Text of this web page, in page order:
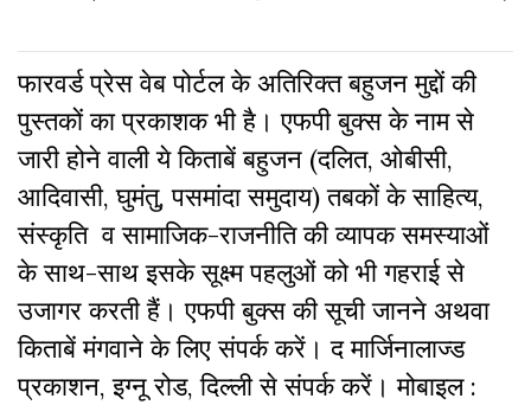
फारवर्ड प्रेस वेब पोर्टल के अतिरिक्‍त बहुजन मुद्दों की
पुस्‍तकों का प्रकाशक भी है। एफपी बुक्‍स के नाम से
जारी होने वाली ये किताबें बहुजन (दलित, ओबीसी,
आदिवासी, घुमंतु, पसमांदा समुदाय) तबकों के साहित्‍य,
संस्कृति व सामाजिक-राजनीति की व्‍यापक समस्‍याओं
के साथ-साथ इसके सूक्ष्म पहलुओं को भी गहराई से
उजागर करती हैं। एफपी बुक्‍स की सूची जानने अथवा
किताबें मंगवाने के लिए संपर्क करें। द मार्जिनालाज्ड
प्रकाशन, इग्नू रोड, दिल्ली से संपर्क करें। मोबाइल :